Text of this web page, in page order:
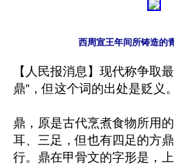
【人民报消息】现代称争取
鼎”，但这个词的出处是贬义。
鼎，原是古代烹煮食物所用
耳、三足，但也有四足的方
行。鼎在甲骨文的字形是，